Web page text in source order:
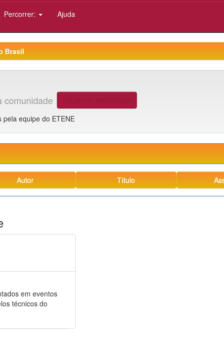
Percorrer: Ajuda
Brasil
comunidade
Visualizar estatísticas
equipe do ETENE
em eventos
técnicos do